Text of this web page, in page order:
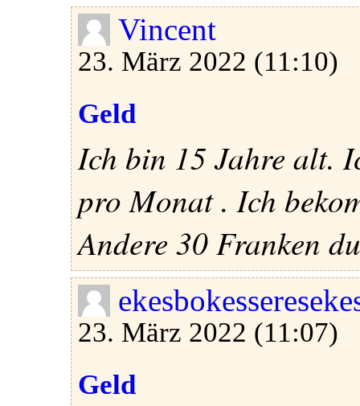
Vincent
23. März 2022 (11:10)
Geld
Ich bin 15 Jahre alt.
pro Monat . Ich
Andere 30 Franken
23. März 2022 (11:07)
Geld